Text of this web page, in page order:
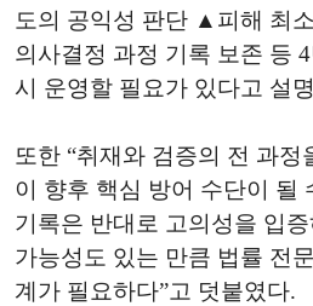
도의 공익성 판단 ▲피해 최
의사결정 과정 기록 보존 등
시 운영할 필요가 있다고 설
또한 “취재와 검증의 전 과정
이 향후 핵심 방어 수단이 될
기록은 반대로 고의성을 입
가능성도 있는 만큼 법률 전
계가 필요하다”고 덧붙였다.